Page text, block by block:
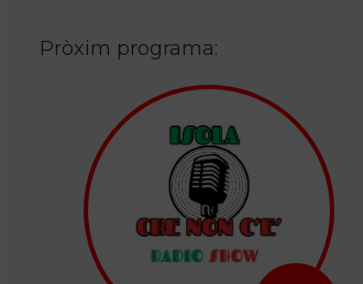
Pròxim programa: